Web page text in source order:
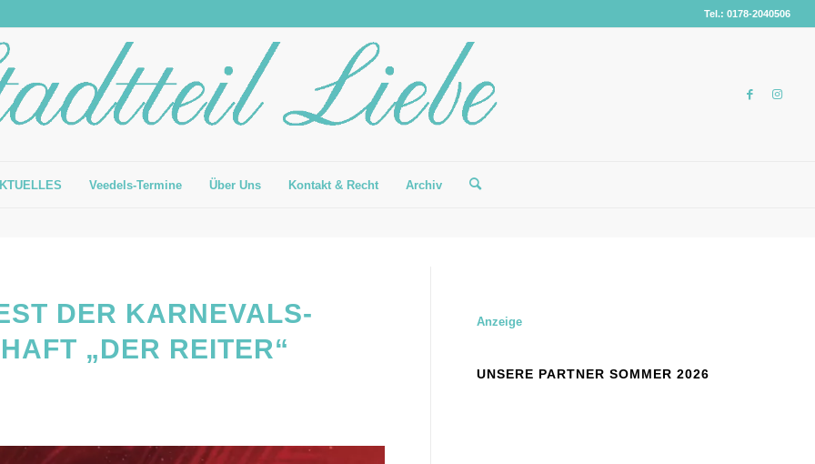
Tel.: 0178-2040506
Veedels-Termine Über Uns Kontakt & Recht Archiv
DER KARNEVALS-
„DER REITER“
Anzeige
UNSERE PARTNER SOMMER 2026